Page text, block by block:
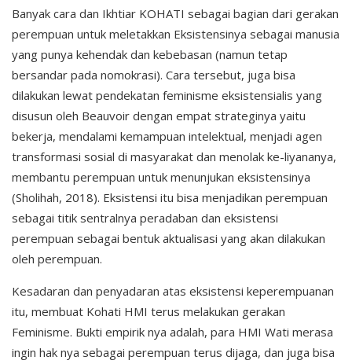
Banyak cara dan Ikhtiar KOHATI sebagai bagian dari gerakan
perempuan untuk meletakkan Eksistensinya sebagai manusia
yang punya kehendak dan kebebasan (namun tetap
bersandar pada nomokrasi). Cara tersebut, juga bisa
dilakukan lewat pendekatan feminisme eksistensialis yang
disusun oleh Beauvoir dengan empat strateginya yaitu
bekerja, mendalami kemampuan intelektual, menjadi agen
transformasi sosial di masyarakat dan menolak ke-liyananya,
membantu perempuan untuk menunjukan eksistensinya
(Sholihah, 2018). Eksistensi itu bisa menjadikan perempuan
sebagai titik sentralnya peradaban dan eksistensi
perempuan sebagai bentuk aktualisasi yang akan dilakukan
oleh perempuan.
Kesadaran dan penyadaran atas eksistensi keperempuanan
itu, membuat Kohati HMI terus melakukan gerakan
Feminisme. Bukti empirik nya adalah, para HMI Wati merasa
ingin hak nya sebagai perempuan terus dijaga, dan juga bisa